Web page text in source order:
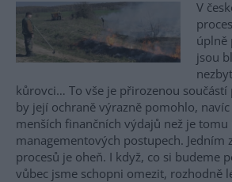
V
úplně
jsou
kůrovci… To vše je přirozenou
by její ochraně výrazně pomohlo,
menších finančních výdajů než je
managementových postupech. Jedním
procesů je oheň. I když, co si budeme
vůbec jsme schopni omezit, rozhodně